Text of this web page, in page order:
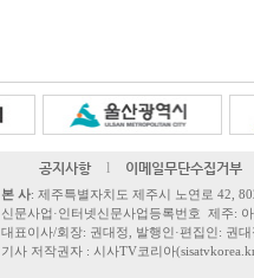
공지사항 l 이메일무단수집거부
본 사: 제주특별자치도 제주시 노연로 42,
신문사업·인터넷신문사업등록번호 제주:
대표이사/회장: 권대정, 발행인·편집인: 권
기사 저작권자 : 시사TV코리아